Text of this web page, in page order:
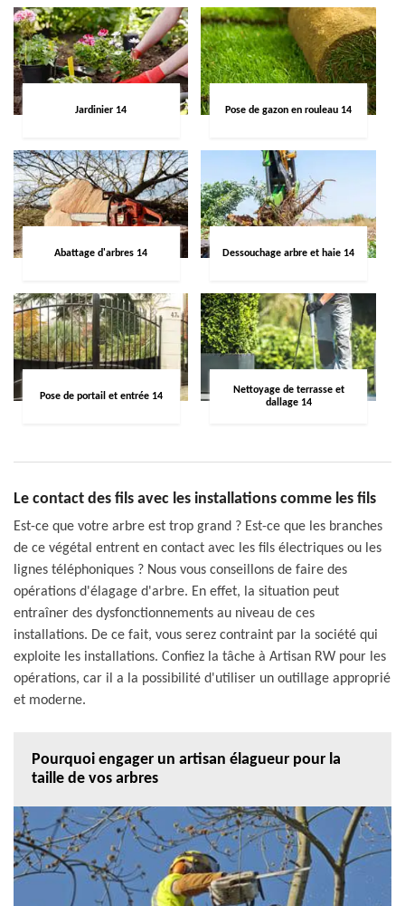
Jardinier 14 Pose de gazon en rouleau 14
Abattage d'arbres 14 Dessouchage arbre et haie 14
Pose de portail et entrée 14
Nettoyage de terrasse et
dallage 14
Le contact des fils avec les installations comme les fils
Est-ce que votre arbre est trop grand ? Est-ce que les branches
de ce végétal entrent en contact avec les fils électriques ou les
lignes téléphoniques ? Nous vous conseillons de faire des
opérations d'élagage d'arbre. En effet, la situation peut
entraîner des dysfonctionnements au niveau de ces
installations. De ce fait, vous serez contraint par la société qui
exploite les installations. Confiez la tâche à Artisan RW pour les
opérations, car il a la possibilité d'utiliser un outillage approprié
et moderne.
Pourquoi engager un artisan élagueur pour la
taille de vos arbres